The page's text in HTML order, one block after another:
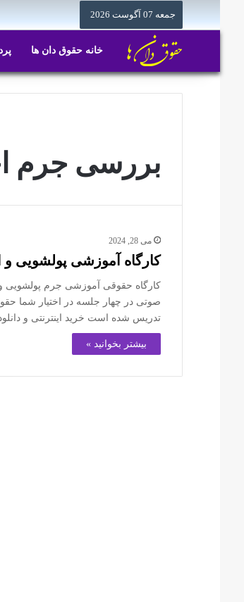
جمعه 07 آگوست 2026
خانه حقوق دان ها
بررسی جرم
می 28, 2024
کارگاه آموزشی پولشویی و
کارگاه حقوقی آموزشی جرم پولشویی
صوتی در چهار جلسه در اختیار شما
تدریس شده است خرید اینترنتی و
بیشتر بخوانید »